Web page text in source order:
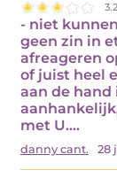
- niet
geen zin in
afreageren
of juist heel
aan de hand
met U.…
danny cant. 28